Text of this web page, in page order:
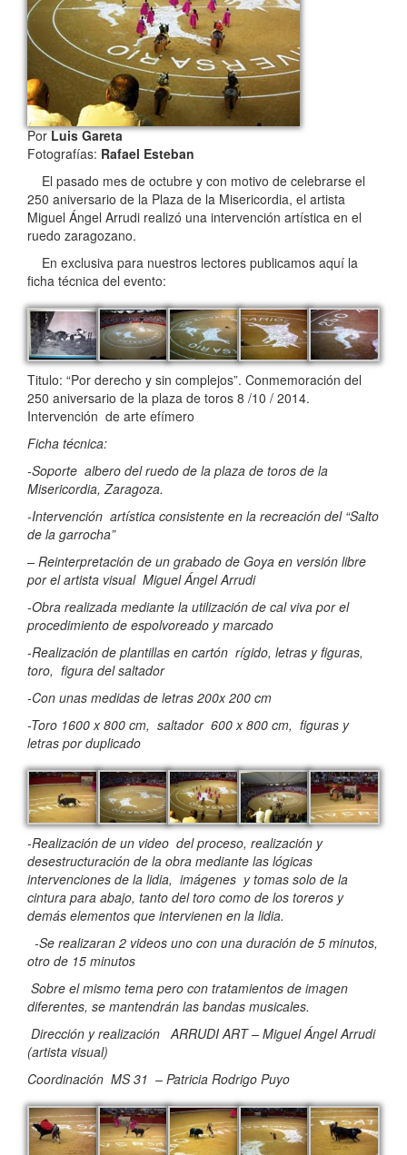
PorLuis Gareta
Fotografías: Rafael Esteban
El pasado mes de octubre y con motivo de celebrarse el
250 aniversario de la Plaza de la Misericordia, el artista
Miguel Ángel Arrudi realizó una intervención artística en el
ruedo zaragozano.
En exclusiva para nuestros lectores publicamos aquí la
ficha técnica del evento:
Titulo: “Por derecho y sin complejos”. Conmemoración del
250 aniversario de la plaza de toros 8 /10 / 2014.
Intervención de arte efímero
Ficha técnica:
-Soporte albero del ruedo de la plaza de toros de la
Misericordia, Zaragoza.
-Intervención artística consistente en la recreación del “Salto
de la garrocha”
– Reinterpretación de un grabado de Goya en versión libre
por el artista visual Miguel Ángel Arrudi
-Obra realizada mediante la utilización de cal viva por el
procedimiento de espolvoreado y marcado
-Realización de plantillas en cartón rígido, letras y figuras,
toro, figura del saltador
-Con unas medidas de letras 200x 200 cm
-Toro 1600 x 800 cm, saltador 600 x 800 cm, figuras y
letras por duplicado
-Realización de un video del proceso, realización y
desestructuración de la obra mediante las lógicas
intervenciones de la lidia, imágenes y tomas solo de la
cintura para abajo, tanto del toro como de los toreros y
demás elementos que intervienen en la lidia.
-Se realizaran 2 videos uno con una duración de 5 minutos,
otro de 15 minutos
Sobre el mismo tema pero con tratamientos de imagen
diferentes, se mantendrán las bandas musicales.
Dirección y realización ARRUDI ART – Miguel Ángel Arrudi
(artista visual)
Coordinación MS 31 – Patricia Rodrigo Puyo